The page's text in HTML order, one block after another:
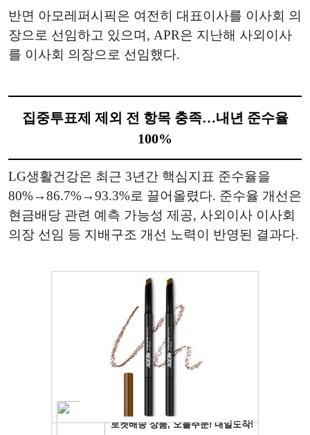
반면 아모레퍼시픽은 여전히 대표이사를 이사회 의
장으로 선임하고 있으며, APR은 지난해 사외이사
를 이사회 의장으로 선임했다.
집중투표제 제외 전 항목 충족…내년 준수율
100%
LG생활건강은 최근 3년간 핵심지표 준수율을
80%→86.7%→93.3%로 끌어올렸다. 준수율 개선은
현금배당 관련 예측 가능성 제공, 사외이사 이사회
의장 선임 등 지배구조 개선 노력이 반영된 결과다.